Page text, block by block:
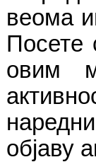
веома
Посете
овим
објаву